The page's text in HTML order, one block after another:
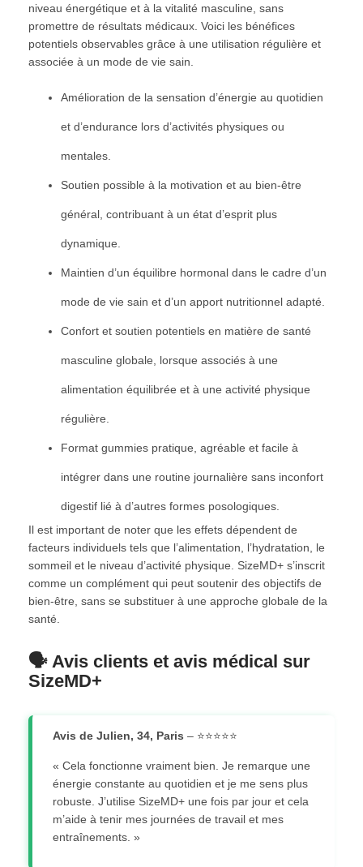
niveau énergétique et à la vitalité masculine, sans
promettre de résultats médicaux. Voici les bénéfices
potentiels observables grâce à une utilisation régulière et
associée à un mode de vie sain.
Amélioration de la sensation d’énergie au quotidien
et d’endurance lors d’activités physiques ou
mentales.
Soutien possible à la motivation et au bien-être
général, contribuant à un état d’esprit plus
dynamique.
Maintien d’un équilibre hormonal dans le cadre d’un
mode de vie sain et d’un apport nutritionnel adapté.
Confort et soutien potentiels en matière de santé
masculine globale, lorsque associés à une
alimentation équilibrée et à une activité physique
régulière.
Format gummies pratique, agréable et facile à
intégrer dans une routine journalière sans inconfort
digestif lié à d’autres formes posologiques.
Il est important de noter que les effets dépendent de
facteurs individuels tels que l’alimentation, l’hydratation, le
sommeil et le niveau d’activité physique. SizeMD+ s’inscrit
comme un complément qui peut soutenir des objectifs de
bien-être, sans se substituer à une approche globale de la
santé.
🗣️ Avis clients et avis médical sur
SizeMD+
Avis de Julien, 34, Paris – ⭐⭐⭐⭐⭐
« Cela fonctionne vraiment bien. Je remarque une
énergie constante au quotidien et je me sens plus
robuste. J’utilise SizeMD+ une fois par jour et cela
m’aide à tenir mes journées de travail et mes
entraînements. »